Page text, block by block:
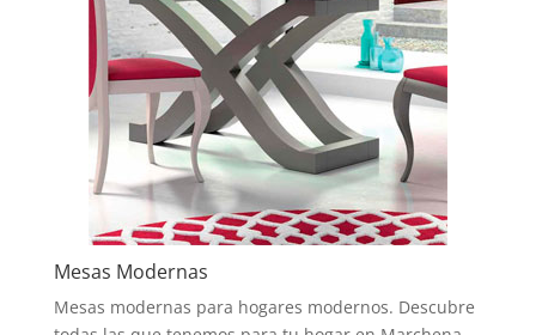
Mesas Modernas
Mesas modernas para hogares modernos. Descubre